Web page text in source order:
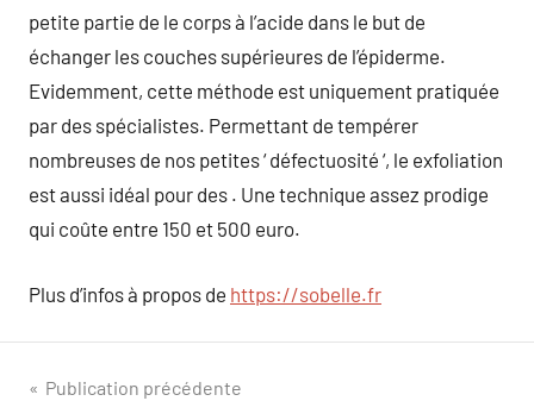
petite partie de le corps à l’acide dans le but de
échanger les couches supérieures de l’épiderme.
Evidemment, cette méthode est uniquement pratiquée
par des spécialistes. Permettant de tempérer
nombreuses de nos petites ‘ défectuosité ‘, le exfoliation
est aussi idéal pour des . Une technique assez prodige
qui coûte entre 150 et 500 euro.
Plus d’infos à propos de https://sobelle.fr
Navigation
Publication précédente